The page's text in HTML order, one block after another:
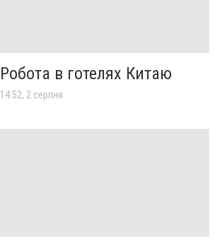
Робота в готелях Китаю
14:52, 2 серпня